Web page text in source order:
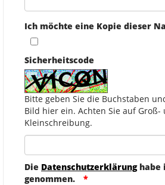
Ich möchte eine Kopie dieser
Sicherheitscode
Bitte geben Sie die Buchstaben
Bild hier ein. Achten Sie auf Groß-
Kleinschreibung.
Die Datenschutzerklärunghabe
genommen.